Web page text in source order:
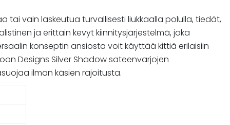
vain laskeutua turvallisesti liukkaalla polulla, tiedät,
ja erittäin kevyt kiinnitysjärjestelmä, joka
konseptin ansiosta voit käyttää kittiä erilaisiin
Designs Silver Shadow sateenvarjojen
ilman käsien rajoitusta.